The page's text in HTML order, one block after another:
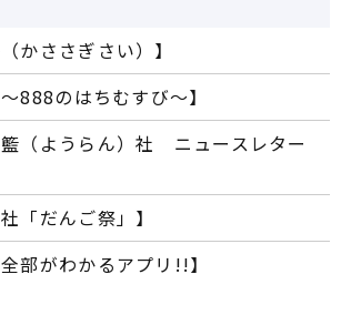
かささぎさい）】
888のはちむすび～】
籃（ようらん）社 ニュースレター
「だんご祭」】
部がわかるアプリ!!】